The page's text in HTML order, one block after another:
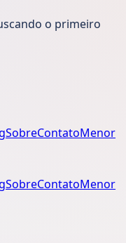
o primeiro
SobreContatoMenor
SobreContatoMenor